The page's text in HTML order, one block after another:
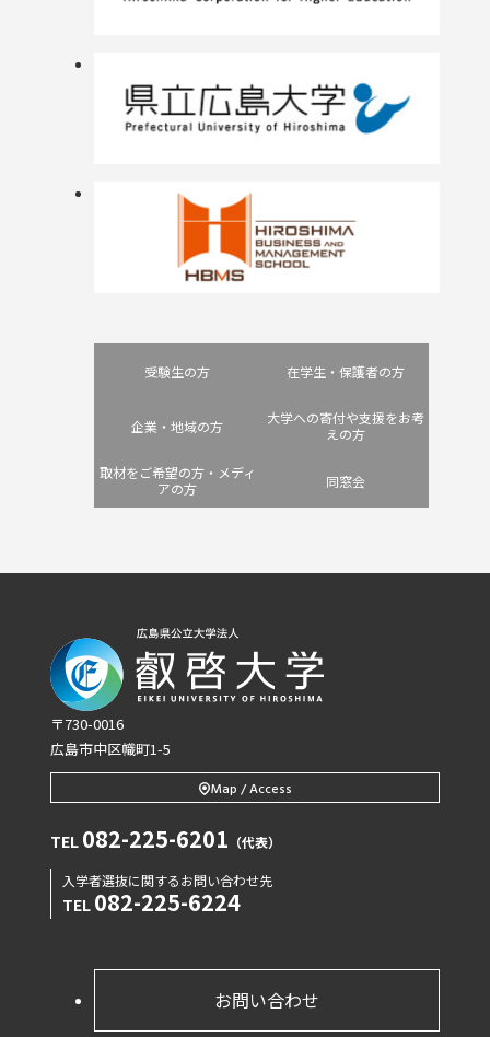
受験生の方 在学生・保護者の方
企業・地域の方
大学への寄付や支援をお考
えの方
取材をご希望の方・メディ
アの方
同窓会
〒730-0016
広島市中区幟町1-5
Map / Access
TEL 082-225-6201 （代表）
入学者選抜に関するお問い合わせ先
TEL 082-225-6224
お問い合わせ